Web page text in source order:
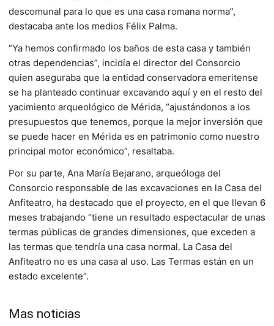
descomunal para lo que es una casa romana norma”,
destacaba ante los medios Félix Palma.
“Ya hemos confirmado los baños de esta casa y también
otras dependencias”, incidía el director del Consorcio
quien aseguraba que la entidad conservadora emeritense
se ha planteado continuar excavando aquí y en el resto del
yacimiento arqueológico de Mérida, “ajustándonos a los
presupuestos que tenemos, porque la mejor inversión que
se puede hacer en Mérida es en patrimonio como nuestro
principal motor económico”, resaltaba.
Por su parte, Ana María Bejarano, arqueóloga del
Consorcio responsable de las excavaciones en la Casa del
Anfiteatro, ha destacado que el proyecto, en el que llevan 6
meses trabajando “tiene un resultado espectacular de unas
termas públicas de grandes dimensiones, que exceden a
las termas que tendría una casa normal. La Casa del
Anfiteatro no es una casa al uso. Las Termas están en un
estado excelente”.
Mas noticias